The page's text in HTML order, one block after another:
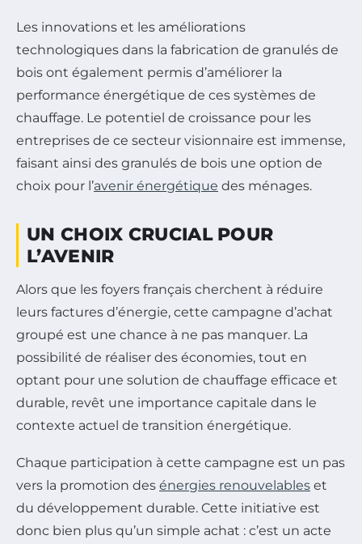
Les innovations et les améliorations
technologiques dans la fabrication de granulés de
bois ont également permis d’améliorer la
performance énergétique de ces systèmes de
chauffage. Le potentiel de croissance pour les
entreprises de ce secteur visionnaire est immense,
faisant ainsi des granulés de bois une option de
choix pour l’avenir énergétique des ménages.
UN CHOIX CRUCIAL POUR
L’AVENIR
Alors que les foyers français cherchent à réduire
leurs factures d’énergie, cette campagne d’achat
groupé est une chance à ne pas manquer. La
possibilité de réaliser des économies, tout en
optant pour une solution de chauffage efficace et
durable, revêt une importance capitale dans le
contexte actuel de transition énergétique.
Chaque participation à cette campagne est un pas
vers la promotion des énergies renouvelables et
du développement durable. Cette initiative est
donc bien plus qu’un simple achat : c’est un acte